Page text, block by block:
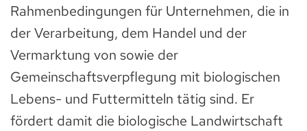
Rahmenbedingungen für Unternehmen, die in
der Verarbeitung, dem Handel und der
Vermarktung von sowie der
Gemeinschaftsverpflegung mit biologischen
Lebens- und Futtermitteln tätig sind. Er
fördert damit die biologische Landwirtschaft